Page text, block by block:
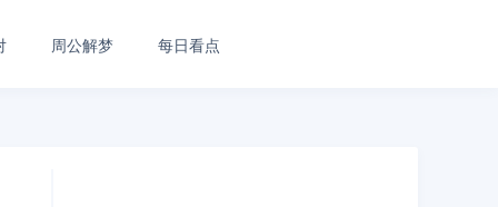
周公解梦 每日看点